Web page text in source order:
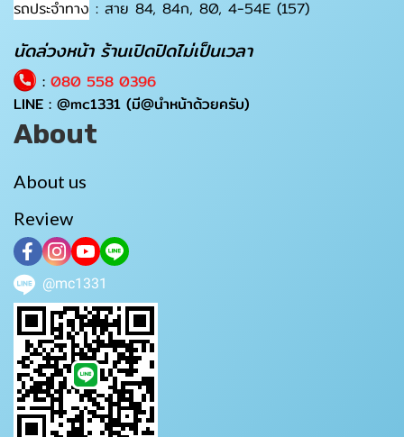
รถประจำทาง : สาย 84, 84ก, 80, 4-54E (157)
นัดล่วงหน้า ร้านเปิดปิดไม่เป็นเวลา
: 080 558 0396
LINE : @mc1331 (มี@นำหน้าด้วยครับ)
About
About us
Review
@mc1331